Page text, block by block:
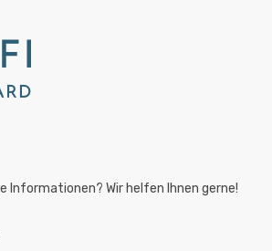
Informationen? Wir helfen Ihnen gerne!